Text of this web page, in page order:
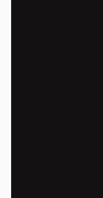
O IDP
tempos
transporte
Acreditamos
como uma
comunitária